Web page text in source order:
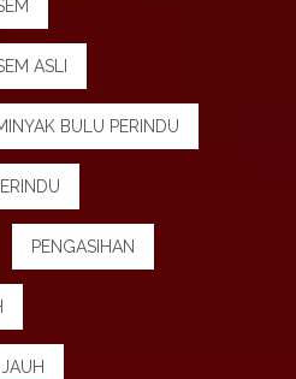
ASLI
BULU PERINDU
PENGASIHAN